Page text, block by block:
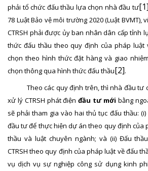
phải tổ chức đấu thầu lựa chọn nhà đầu tư[1]
78 Luật Bảo vệ môi trường 2020(Luật BVMT),
CTRSH phải được ủy ban nhân dân cấp tỉnh
thức đấu thầu theo quy định của pháp luật
chọn theo hình thức đặt hàng và giao
chọn thông qua hình thức đấu thầu[2].
Theo các quy định trên, thìnhà đầu tư
xử lý CTRSH phát điệnđầu tư mới bằng
sẽ phải tham gia vàohai thủ tục đấu thầu:
đầu tư để thực hiện dự án theo quy định của
thầu và luật chuyên ngành; và (ii) Đấu
CTRSH theo quy định của pháp luật về đấu
vụ dịch vụ sự nghiệp công sử dụng kinh